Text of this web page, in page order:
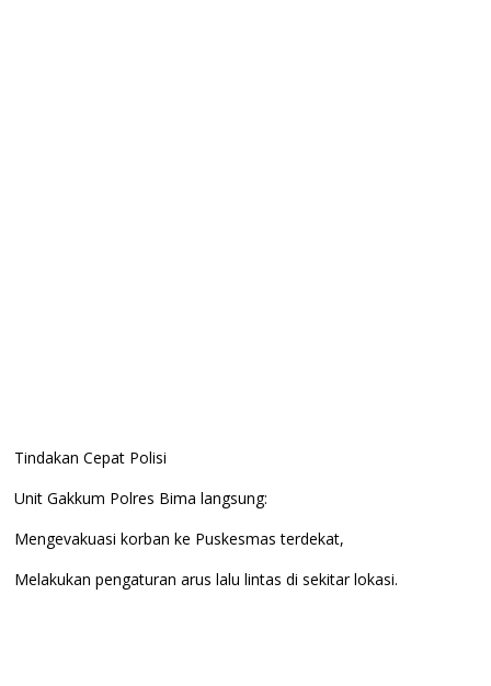
Tindakan Cepat Polisi
Unit Gakkum Polres Bima langsung:
Mengevakuasi korban ke Puskesmas terdekat,
Melakukan pengaturan arus lalu lintas di sekitar lokasi.